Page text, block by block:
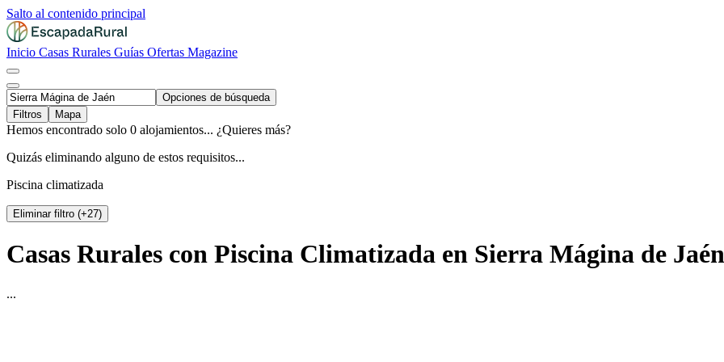
Salto al contenido principal
Inicio Casas Rurales Guías Ofertas Magazine
Opciones de búsqueda
Filtros
Mapa
Hemos encontrado solo 0 alojamientos... ¿Quieres más?
Quizás eliminando alguno de estos requisitos...
Piscina climatizada
Eliminar filtro (+27)
Casas Rurales con Piscina Climatizada en Sierra Mágina de
...